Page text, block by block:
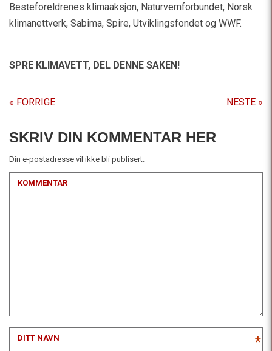
Besteforeldrenes klimaaksjon, Naturvernforbundet, Norsk
klimanettverk, Sabima, Spire, Utviklingsfondet og WWF.
SPRE KLIMAVETT, DEL DENNE SAKEN!
« FORRIGE NESTE »
SKRIV DIN KOMMENTAR HER
Din e-postadresse vil ikke bli publisert.
KOMMENTAR
DITT NAVN *